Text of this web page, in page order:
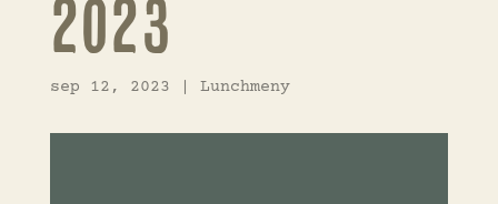
2023
sep 12, 2023 Lunchmeny